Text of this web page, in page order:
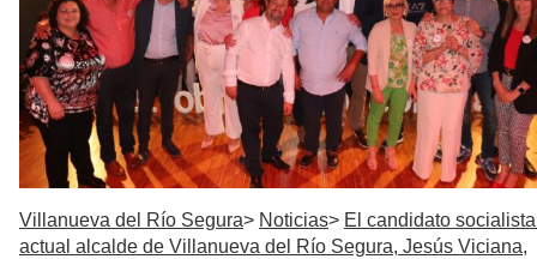
Villanueva del Río Segura Noticias
El candidato
actual alcalde de Villanueva del Río Segura, Jesús Viciana,